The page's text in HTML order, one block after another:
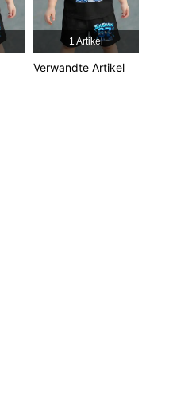
808K
1 Artikel
Verwandte Artikel